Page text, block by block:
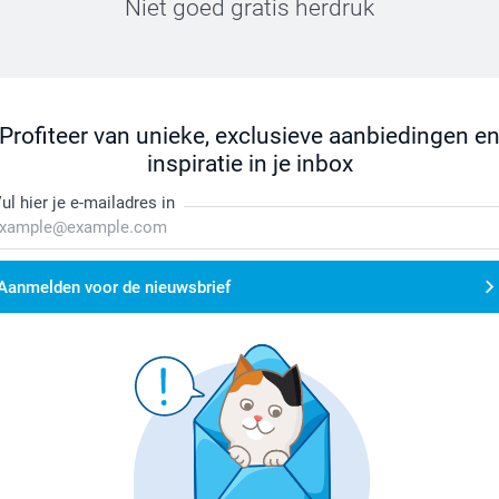
Niet goed gratis herdruk
Profiteer van unieke, exclusieve aanbiedingen en
inspiratie in je inbox
hier je e-mailadres in
voor de nieuwsbrief